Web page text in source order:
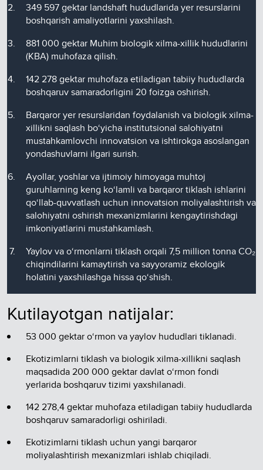
349 597 gektar landshaft hududlarida yer resurslarini
boshqarish amaliyotlarini yaxshilash.
881 000 gektar Muhim biologik xilma-xillik hududlarini
(KBA) muhofaza qilish.
142 278 gektar muhofaza etiladigan tabiiy hududlarda
boshqaruv samaradorligini 20 foizga oshirish.
Barqaror yer resurslaridan foydalanish va biologik xilma-
xillikni saqlash bo‘yicha institutsional salohiyatni
mustahkamlovchi innovatsion va ishtirokga asoslangan
yondashuvlarni ilgari surish.
Ayollar, yoshlar va ijtimoiy himoyaga muhtoj
guruhlarning keng ko‘lamli va barqaror tiklash ishlarini
qo‘llab-quvvatlash uchun innovatsion moliyalashtirish va
salohiyatni oshirish mexanizmlarini kengaytirishdagi
imkoniyatlarini mustahkamlash.
Yaylov va o‘rmonlarni tiklash orqali 7,5 million tonna CO₂
chiqindilarini kamaytirish va sayyoramiz ekologik
holatini yaxshilashga hissa qo‘shish.
Kutilayotgan natijalar:
53 000 gektar o‘rmon va yaylov hududlari tiklanadi.
Ekotizimlarni tiklash va biologik xilma-xillikni saqlash
maqsadida 200 000 gektar davlat o‘rmon fondi
yerlarida boshqaruv tizimi yaxshilanadi.
142 278,4 gektar muhofaza etiladigan tabiiy hududlarda
boshqaruv samaradorligi oshiriladi.
Ekotizimlarni tiklash uchun yangi barqaror
moliyalashtirish mexanizmlari ishlab chiqiladi.